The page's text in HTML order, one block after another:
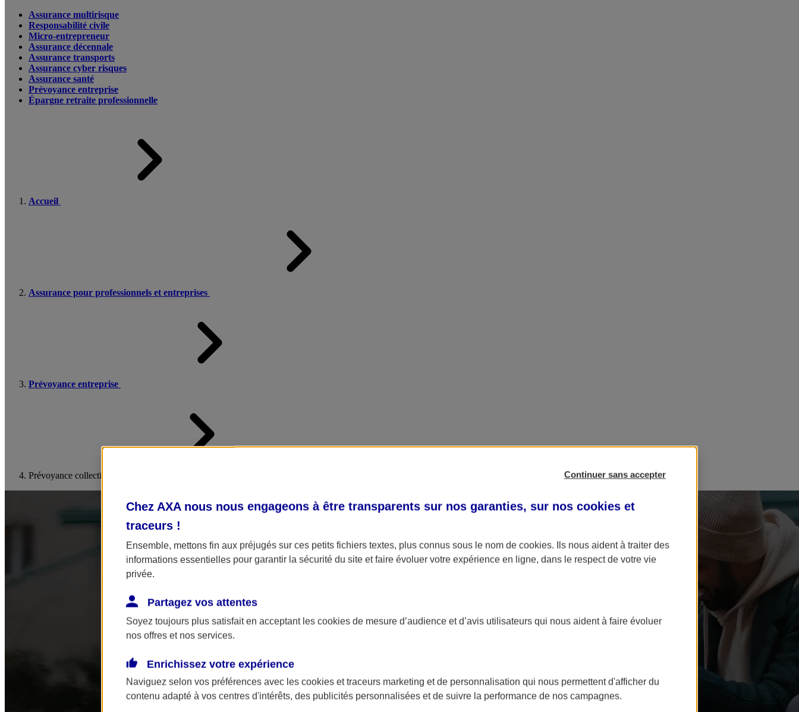
Assurance multirisque
Responsabilité civile
Micro-entrepreneur
Assurance décennale
Assurance transports
Assurance cyber risques
Assurance santé
Prévoyance entreprise
Épargne retraite professionnelle
Accueil
Assurance pour professionnels et entreprises
Prévoyance entreprise
Prévoyance collective Continuer sans accepter
Chez AXA nous nous engageons à être transparents sur nos garanties, sur nos cookies et
traceurs !
Ensemble, mettons fin aux préjugés sur ces petits fichiers textes, plus connus sous le nom de cookies. Ils nous aident à traiter des
informations essentielles pour garantir la sécurité du site et faire évoluer votre expérience en ligne, dans le respect de votre vie
privée.
Partagez vos attentes
Soyez toujours plus satisfait en acceptant les cookies de mesure d’audience et d’avis utilisateurs qui nous aident à faire évoluer
nos offres et nos services.
Enrichissez votre expérience
Naviguez selon vos préférences avec les cookies et traceurs marketing et de personnalisation qui nous permettent d'afficher du
contenu adapté à vos centres d'intérêts, des publicités personnalisées et de suivre la performance de nos campagnes.